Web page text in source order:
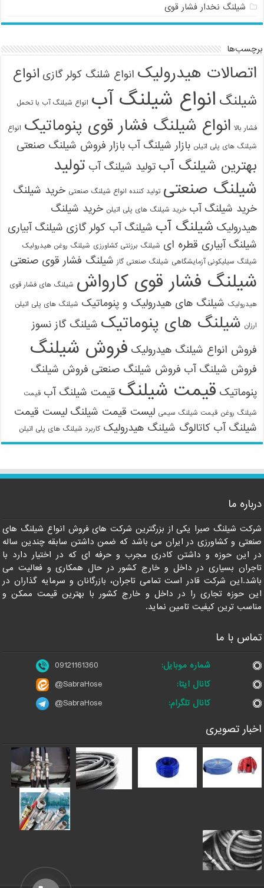
شیلنگ نخدار فشار قوی
برچسب‌ها
اتصالات هیدرولیک انواع شلنگ کولر گازی انواع
شیلنگ انواع شیلنگ آب انواع شیلنگ آب با تحمل
فشار بالا انواع شیلنگ فشار قوی پنوماتیک انواع
شیلنگ های پلی اتیلن بازار شیلنگ آب بازار فروش شیلنگ صنعتی
بهترین شیلنگ آب تولید شیلنگ آب تولید
شیلنگ صنعتی تولید کننده انواع شیلنگ صنعتی خرید شیلنگ
خرید شیلنگ آب خرید شیلنگ های پلی اتیلن خرید شیلنگ
هیدرولیک شیلنگ آب شیلنگ آب کولر گازی شیلنگ آبیاری
شیلنگ آبیاری قطره ای شیلنگ برزنتی کشاورزی شیلنگ روغن هیدرولیک
شیلنگ سیلیکونی آزمایشگاهی شیلنگ صنعتی گاز شیلنگ فشار قوی صنعتی
شیلنگ فشار قوی کارواش شیلنگ های فشار قوی
هیدرولیک شیلنگ های هیدرولیک و پنوماتیک شیلنگ های پلی اتیلن
ارزان شیلنگ های پنوماتیک شیلنگ گاز نسوز
فروش انواع شیلنگ هیدرولیک فروش شیلنگ
فروش شیلنگ آب فروش شیلنگ صنعتی فروش شیلنگ
پنوماتیک قیمت شیلنگ قیمت شیلنگ آب قیمت
شیلنگ روغن قیمت شیلنگ سیمی لیست قیمت شیلنگ لیست قیمت
شیلنگ آب کاتالوگ شیلنگ هیدرولیک کاربرد شیلنگ های پلی اتیلن
درباره ما
شرکت شیلنگ صبرا یکی از بزرگترین شرکت های فروش انواع شیلنگ های
صنعتی و کشاورزی در ایران می باشد که ضمن داشتن سابقه چندین ساله
در این حوزه و داشتن کادری مجرب و حرفه ای که در اختیار دارد با
تاجران بسیاری در داخل و خارج کشور در حال همکاری و فعالیت می
باشد.این شرکت قادر است تمامی تاجران، بازرگانان و سرمایه گذاران در
این حوزه تجاری را در داخل و خارج کشور با بهترین قیمت ممکن و
مناسب ترین کیفیت تامین نماید.
تماس با ما
شماره موبایل:
09121161360
کانال ایتا:
@SabraHose
کانال تلگرام:
@SabraHose
اخبار تصویری